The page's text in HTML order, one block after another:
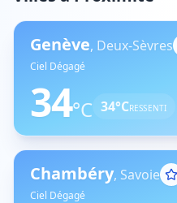
Genève, Deux-Sèvres
Ciel Dégagé
34°C 34°CRESSENTI
Chambéry, Savoie
Ciel Dégagé